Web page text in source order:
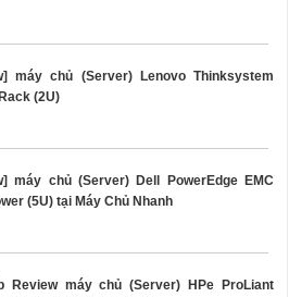
máy chủ (Server) Lenovo Thinksystem
(2U)
máy chủ (Server) Dell PowerEdge EMC
(5U) tại Máy Chủ Nhanh
Review máy chủ (Server) HPe ProLiant